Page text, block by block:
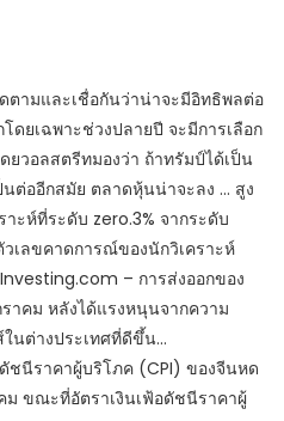
ตามและเชื่อกันว่าน่าจะมีอิทธิพลต่อ
ดยเฉพาะช่วงปลายปี จะมีการเลือก
ยวอลสตรีทมองว่า ถ้าทรัมป์ได้เป็น
ต่ออีกสมัย ตลาดหุ้นน่าจะลง … สูง
ะห์ที่ระดับ zero.3% จากระดับ
เลขคาดการณ์ของนักวิเคราะห์
– การส่งออกของ
าคม หลังได้แรงหนุนจากความ
นต่างประเทศที่ดีขึ้น…
ชนีราคาผู้บริโภค (CPI) ของจีนหด
ม ขณะที่อัตราเงินเฟ้อดัชนีราคาผู้